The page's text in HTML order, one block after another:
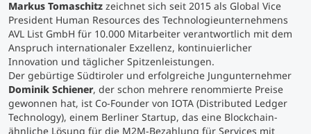
Markus Tomaschitz zeichnet sich seit 2015 als Global Vice
President Human Resources des Technologieunternehmens
AVL List GmbH für 10.000 Mitarbeiter verantwortlich mit dem
Anspruch internationaler Exzellenz, kontinuierlicher
Innovation und täglicher Spitzenleistungen.
Der gebürtige Südtiroler und erfolgreiche Jungunternehmer
Dominik Schiener, der schon mehrere renommierte Preise
gewonnen hat, ist Co-Founder von IOTA (Distributed Ledger
Technology), einem Berliner Startup, das eine Blockchain-
ähnliche Lösung für die M2M-Bezahlung für Services mit